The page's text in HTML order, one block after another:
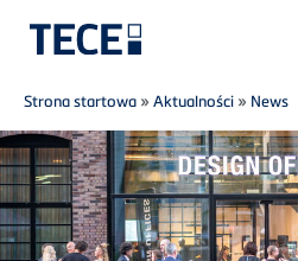
Skip to main content
Breadcrumb
Strona startowa »Aktualności » News